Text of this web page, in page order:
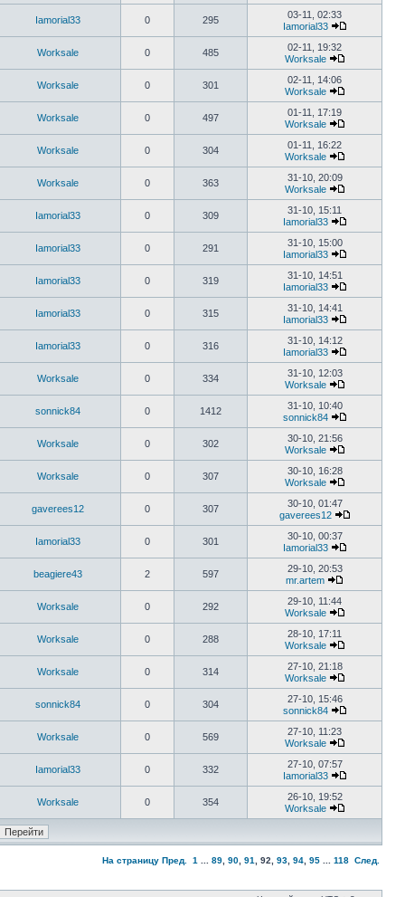
Iamorial33 0 295
03-11, 02:33
Iamorial33
Worksale 0 485
02-11, 19:32
Worksale
Worksale 0 301
02-11, 14:06
Worksale
Worksale 0 497
01-11, 17:19
Worksale
Worksale 0 304
01-11, 16:22
Worksale
Worksale 0 363
31-10, 20:09
Worksale
Iamorial33 0 309
31-10, 15:11
Iamorial33
Iamorial33 0 291
31-10, 15:00
Iamorial33
Iamorial33 0 319
31-10, 14:51
Iamorial33
Iamorial33 0 315
31-10, 14:41
Iamorial33
Iamorial33 0 316
31-10, 14:12
Iamorial33
Worksale 0 334
31-10, 12:03
Worksale
sonnick84 0 1412
31-10, 10:40
sonnick84
Worksale 0 302
30-10, 21:56
Worksale
Worksale 0 307
30-10, 16:28
Worksale
gaverees12 0 307
30-10, 01:47
gaverees12
Iamorial33 0 301
30-10, 00:37
Iamorial33
beagiere43 2 597
29-10, 20:53
mr.artem
Worksale 0 292
29-10, 11:44
Worksale
Worksale 0 288
28-10, 17:11
Worksale
Worksale 0 314
27-10, 21:18
Worksale
sonnick84 0 304
27-10, 15:46
sonnick84
Worksale 0 569
27-10, 11:23
Worksale
Iamorial33 0 332
27-10, 07:57
Iamorial33
Worksale 0 354
26-10, 19:52
Worksale
На страницу Пред. 1 89 90 91 92 93 94 95 118 След.